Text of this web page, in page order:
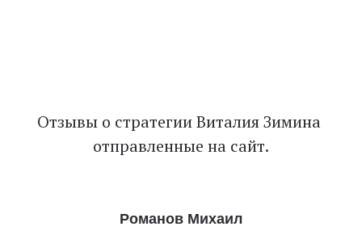
Отзывы о стратегии Виталия Зимина
отправленные на сайт.
Романов Михаил